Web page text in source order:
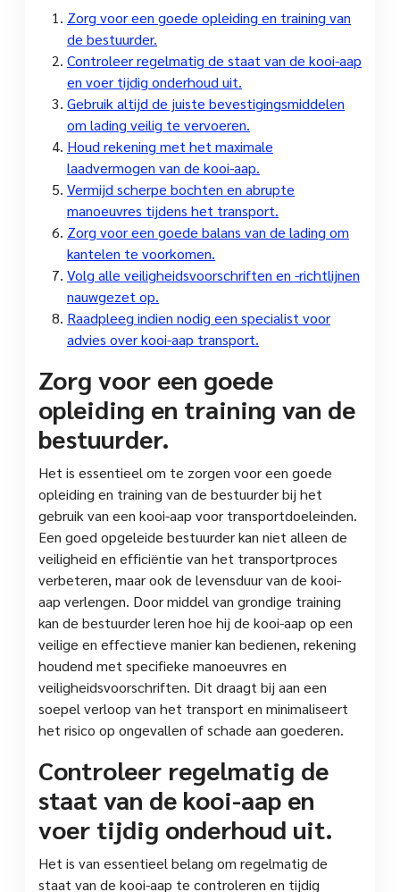
Zorg voor een goede opleiding en training van
de bestuurder.
Controleer regelmatig de staat van de kooi-aap
en voer tijdig onderhoud uit.
Gebruik altijd de juiste bevestigingsmiddelen
om lading veilig te vervoeren.
Houd rekening met het maximale
laadvermogen van de kooi-aap.
Vermijd scherpe bochten en abrupte
manoeuvres tijdens het transport.
Zorg voor een goede balans van de lading om
kantelen te voorkomen.
Volg alle veiligheidsvoorschriften en -richtlijnen
nauwgezet op.
Raadpleeg indien nodig een specialist voor
advies over kooi-aap transport.
Zorg voor een goede
opleiding en training van de
bestuurder.
Het is essentieel om te zorgen voor een goede
opleiding en training van de bestuurder bij het
gebruik van een kooi-aap voor transportdoeleinden.
Een goed opgeleide bestuurder kan niet alleen de
veiligheid en efficiëntie van het transportproces
verbeteren, maar ook de levensduur van de kooi-
aap verlengen. Door middel van grondige training
kan de bestuurder leren hoe hij de kooi-aap op een
veilige en effectieve manier kan bedienen, rekening
houdend met specifieke manoeuvres en
veiligheidsvoorschriften. Dit draagt bij aan een
soepel verloop van het transport en minimaliseert
het risico op ongevallen of schade aan goederen.
Controleer regelmatig de
staat van de kooi-aap en
voer tijdig onderhoud uit.
Het is van essentieel belang om regelmatig de
staat van de kooi-aap te controleren en tijdig